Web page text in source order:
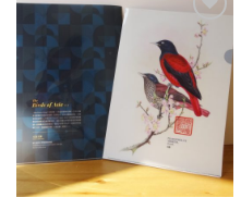
加入
「願
望輕
單」